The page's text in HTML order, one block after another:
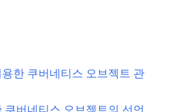
한 쿠버네티스 오브젝트 관